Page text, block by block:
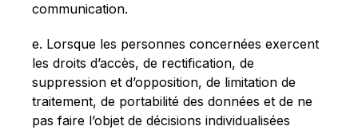
communication.
e. Lorsque les personnes concernées exercent
les droits d’accès, de rectification, de
suppression et d’opposition, de limitation de
traitement, de portabilité des données et de ne
pas faire l’objet de décisions individualisées